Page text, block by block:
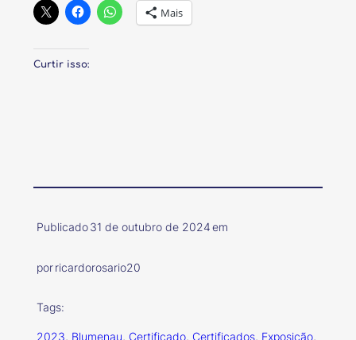
Mais
Curtir isso:
Publicado31 de outubro de 2024em
porricardorosario20
Tags:
2023, Blumenau, Certificado, Certificados, Exposição